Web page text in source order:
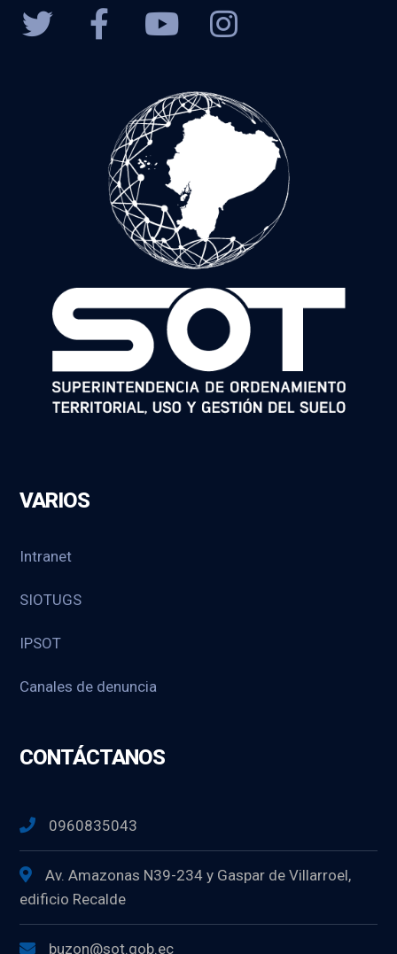
VARIOS
Intranet
SIOTUGS
IPSOT
Canales de denuncia
CONTÁCTANOS
0960835043
Av. Amazonas N39-234 y Gaspar de Villarroel,
edificio Recalde
buzon@sot.gob.ec